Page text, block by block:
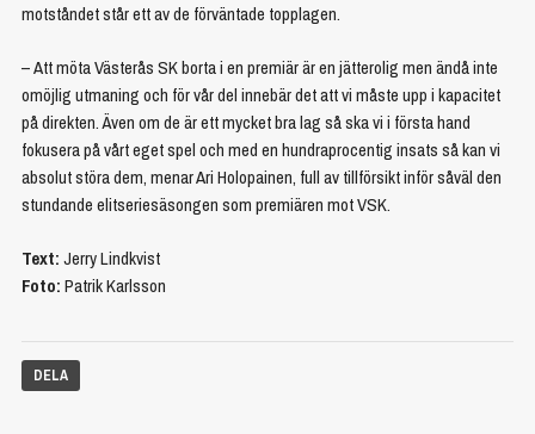
motståndet står ett av de förväntade topplagen.
– Att möta Västerås SK borta i en premiär är en jätterolig men ändå inte
omöjlig utmaning och för vår del innebär det att vi måste upp i kapacitet
på direkten. Även om de är ett mycket bra lag så ska vi i första hand
fokusera på vårt eget spel och med en hundraprocentig insats så kan vi
absolut störa dem, menar Ari Holopainen, full av tillförsikt inför såväl den
stundande elitseriesäsongen som premiären mot VSK.
Text:Jerry Lindkvist
Foto:Patrik Karlsson
DELA